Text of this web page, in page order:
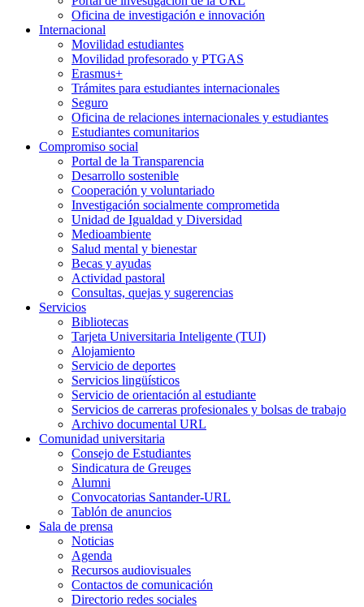
Oficina de investigación e innovación
Internacional
Movilidad estudiantes
Movilidad profesorado y PTGAS
Erasmus+
Trámites para estudiantes internacionales
Seguro
Oficina de relaciones internacionales y estudiantes
Estudiantes comunitarios
Compromiso social
Portal de la Transparencia
Desarrollo sostenible
Cooperación y voluntariado
Investigación socialmente comprometida
Unidad de Igualdad y Diversidad
Medioambiente
Salud mental y bienestar
Becas y ayudas
Actividad pastoral
Consultas, quejas y sugerencias
Servicios
Bibliotecas
Tarjeta Universitaria Inteligente (TUI)
Alojamiento
Servicio de deportes
Servicios lingüísticos
Servicio de orientación al estudiante
Servicios de carreras profesionales y bolsas de trabajo
Archivo documental URL
Comunidad universitaria
Consejo de Estudiantes
Sindicatura de Greuges
Alumni
Convocatorias Santander-URL
Tablón de anuncios
Sala de prensa
Noticias
Agenda
Recursos audiovisuales
Contactos de comunicación
Directorio redes sociales